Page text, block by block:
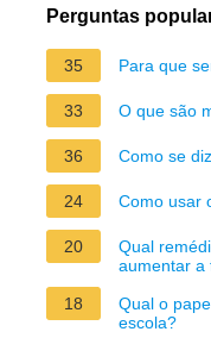
Perguntas
35 Para que
33 O que são
36 Como se
24 Como usar
20
Qual
aumentar a
18
Qual o
escola?